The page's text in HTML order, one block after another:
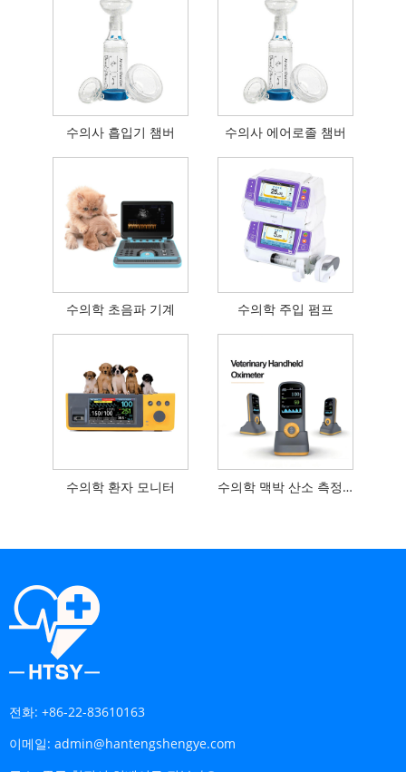
수의사 흡입기 챔버 수의사 에어로졸 챔버
수의학 초음파 기계 수의학 주입 펌프
수의학 환자 모니터 수의학 맥박 산소 측정기
전화: +86-22-83610163
이메일: admin@hantengshengye.com